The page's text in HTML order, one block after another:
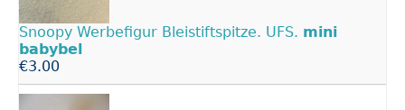
Snoopy Werbefigur Bleistiftspitze. UFS. mini
babybel
€3.00